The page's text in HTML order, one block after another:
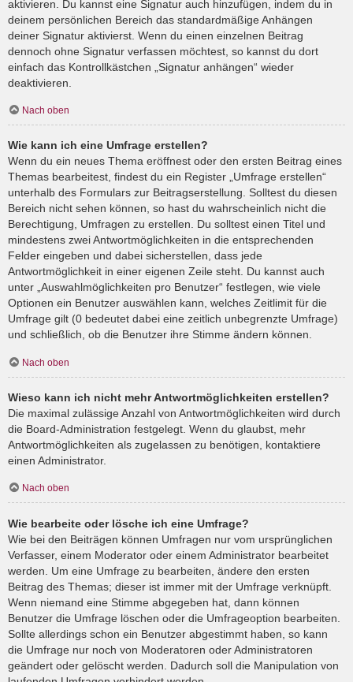
aktivieren. Du kannst eine Signatur auch hinzufügen, indem du in
deinem persönlichen Bereich das standardmäßige Anhängen
deiner Signatur aktivierst. Wenn du einen einzelnen Beitrag
dennoch ohne Signatur verfassen möchtest, so kannst du dort
einfach das Kontrollkästchen „Signatur anhängen“ wieder
deaktivieren.
Nach oben
Wie kann ich eine Umfrage erstellen?
Wenn du ein neues Thema eröffnest oder den ersten Beitrag eines
Themas bearbeitest, findest du ein Register „Umfrage erstellen“
unterhalb des Formulars zur Beitragserstellung. Solltest du diesen
Bereich nicht sehen können, so hast du wahrscheinlich nicht die
Berechtigung, Umfragen zu erstellen. Du solltest einen Titel und
mindestens zwei Antwortmöglichkeiten in die entsprechenden
Felder eingeben und dabei sicherstellen, dass jede
Antwortmöglichkeit in einer eigenen Zeile steht. Du kannst auch
unter „Auswahlmöglichkeiten pro Benutzer“ festlegen, wie viele
Optionen ein Benutzer auswählen kann, welches Zeitlimit für die
Umfrage gilt (0 bedeutet dabei eine zeitlich unbegrenzte Umfrage)
und schließlich, ob die Benutzer ihre Stimme ändern können.
Nach oben
Wieso kann ich nicht mehr Antwortmöglichkeiten erstellen?
Die maximal zulässige Anzahl von Antwortmöglichkeiten wird durch
die Board-Administration festgelegt. Wenn du glaubst, mehr
Antwortmöglichkeiten als zugelassen zu benötigen, kontaktiere
einen Administrator.
Nach oben
Wie bearbeite oder lösche ich eine Umfrage?
Wie bei den Beiträgen können Umfragen nur vom ursprünglichen
Verfasser, einem Moderator oder einem Administrator bearbeitet
werden. Um eine Umfrage zu bearbeiten, ändere den ersten
Beitrag des Themas; dieser ist immer mit der Umfrage verknüpft.
Wenn niemand eine Stimme abgegeben hat, dann können
Benutzer die Umfrage löschen oder die Umfrageoption bearbeiten.
Sollte allerdings schon ein Benutzer abgestimmt haben, so kann
die Umfrage nur noch von Moderatoren oder Administratoren
geändert oder gelöscht werden. Dadurch soll die Manipulation von